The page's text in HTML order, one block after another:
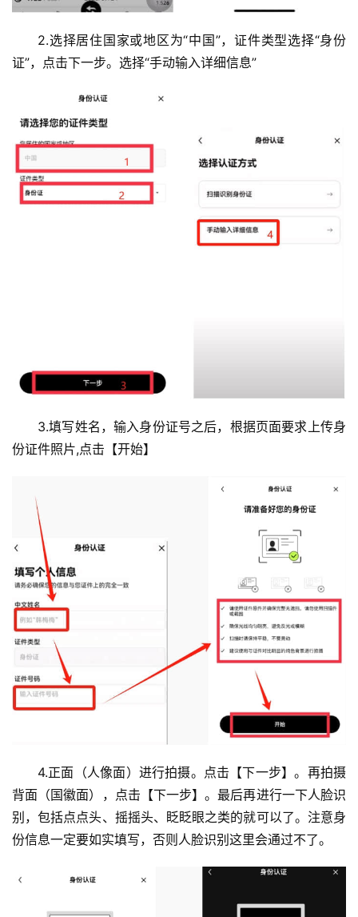
2.选择居住国家或地区为“中国”，证件类型选择“身份
证”，点击下一步。选择“手动输入详细信息”
3.填写姓名，输入身份证号之后，根据页面要求上传身
份证件照片,点击【开始】
4.正面（人像面）进行拍摄。点击【下一步】。再拍摄
背面（国徽面），点击【下一步】。最后再进行一下人脸识
别，包括点点头、摇摇头、眨眨眼之类的就可以了。注意身
份信息一定要如实填写，否则人脸识别这里会通过不了。